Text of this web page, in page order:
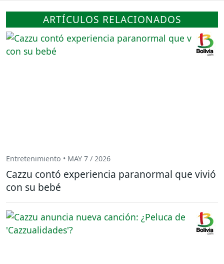
ARTÍCULOS RELACIONADOS
Entretenimiento • MAY 7 / 2026
Cazzu contó experiencia paranormal que vivió
con su bebé